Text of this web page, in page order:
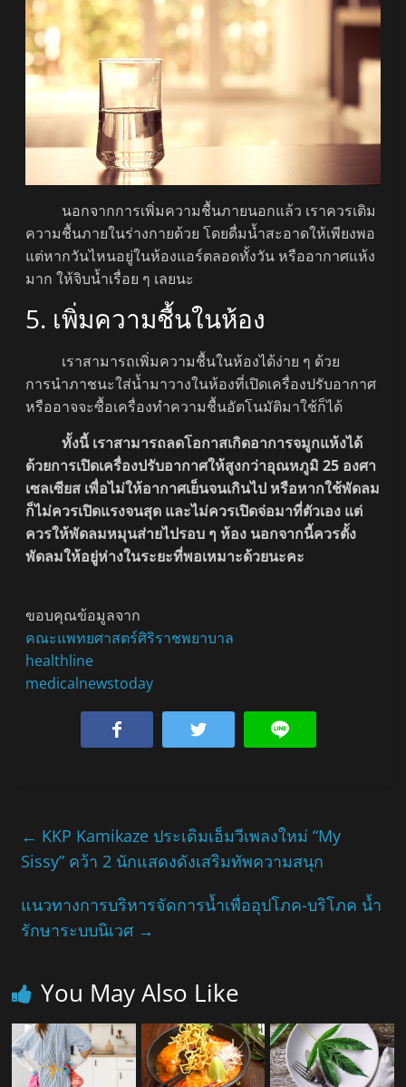
นอกจากการเพิ่มความชื้นภายนอกแล้ว เราควรเติม
ความชื้นภายในร่างกายด้วย โดยดื่มน้ำสะอาดให้เพียงพอ
แต่หากวันไหนอยู่ในห้องแอร์ตลอดทั้งวัน หรืออากาศแห้ง
มาก ให้จิบน้ำเรื่อย ๆ เลยนะ
5. เพิ่มความชื้นในห้อง
เราสามารถเพิ่มความชื้นในห้องได้ง่าย ๆ ด้วย
การนำภาชนะใส่น้ำมาวางในห้องที่เปิดเครื่องปรับอากาศ
หรืออาจจะซื้อเครื่องทำความชื้นอัตโนมัติมาใช้ก็ได้
ทั้งนี้ เราสามารถลดโอกาสเกิดอาการจมูกแห้งได้
ด้วยการเปิดเครื่องปรับอากาศให้สูงกว่าอุณหภูมิ 25 องศา
เซลเซียส เพื่อไม่ให้อากาศเย็นจนเกินไป หรือหากใช้พัดลม
ก็ไม่ควรเปิดแรงจนสุด และไม่ควรเปิดจ่อมาที่ตัวเอง แต่
ควรให้พัดลมหมุนส่ายไปรอบ ๆ ห้อง นอกจากนี้ควรตั้ง
พัดลมให้อยู่ห่างในระยะที่พอเหมาะด้วยนะคะ
ขอบคุณข้อมูลจาก
คณะแพทยศาสตร์ศิริราชพยาบาล
healthline
medicalnewstoday
← KKP Kamikaze ประเดิมเอ็มวีเพลงใหม่ “My
Sissy” คว้า 2 นักแสดงดังเสริมทัพความสนุก
แนวทางการบริหารจัดการน้ำเพื่ออุปโภค-บริโภค น้ำ
รักษาระบบนิเวศ →
You May Also Like